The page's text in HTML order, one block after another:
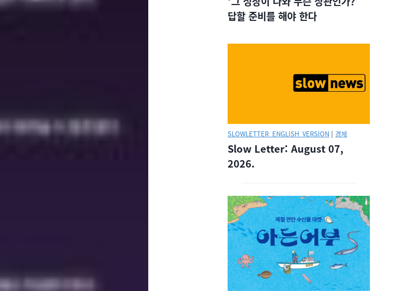
답할 준비를 해야 한다
SLOWLETTER_ENGLISH_VERSION | 경제
Slow Letter: August 07,
2026.